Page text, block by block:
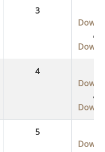
3
/
4
/
5